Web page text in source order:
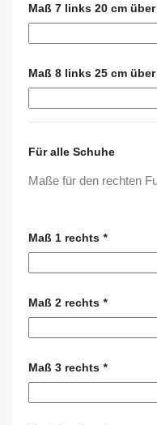
Maß 7 links 20 cm
Maß 8 links 25 cm
Für alle Schuhe
Maße für den rechten
Maß 1 rechts *
Maß 2 rechts *
Maß 3 rechts *